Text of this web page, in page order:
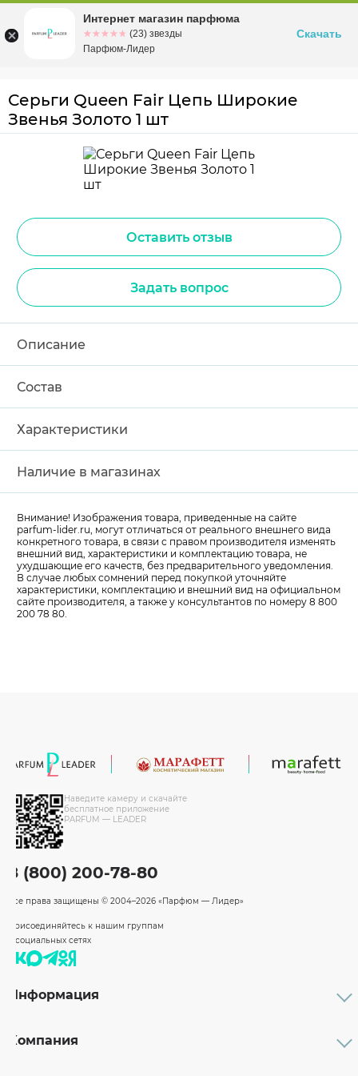
Омскул. Заозерная, 11, к. 1
Серьги Queen Fair Цепь Широкие
Звенья Золото 1 шт
Оставить отзыв
Задать вопрос
Описание
Состав
Характеристики
Наличие в магазинах
Внимание! Изображения товара, приведенные на сайте
parfum-lider.ru, могут отличаться от реального внешнего вида
конкретного товара, в связи с правом производителя изменять
внешний вид, характеристики и комплектацию товара, не
ухудшающие его качеств, без предварительного уведомления.
В случае любых сомнений перед покупкой уточняйте
характеристики, комплектацию и внешний вид на официальном
сайте производителя, а также у консультантов по номеру 8 800
200 78 80.
Наведите камеру и скачайте
бесплатное приложение
PARFUM — LEADER
8 (800) 200-78-80
Все права защищены © 2004–2026 «Парфюм — Лидер»
Присоединяйтесь к нашим группам
в социальных сетях
Информация
Бренды
Компания
Интернет магазин парфюма
☆☆☆☆☆
★★★★★ (23) звезды
Парфюм-Лидер
Скачать